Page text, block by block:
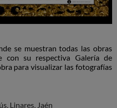
se muestran todas las obras
con su respectiva Galería de
para visualizar las fotografías
Linares, Jaén